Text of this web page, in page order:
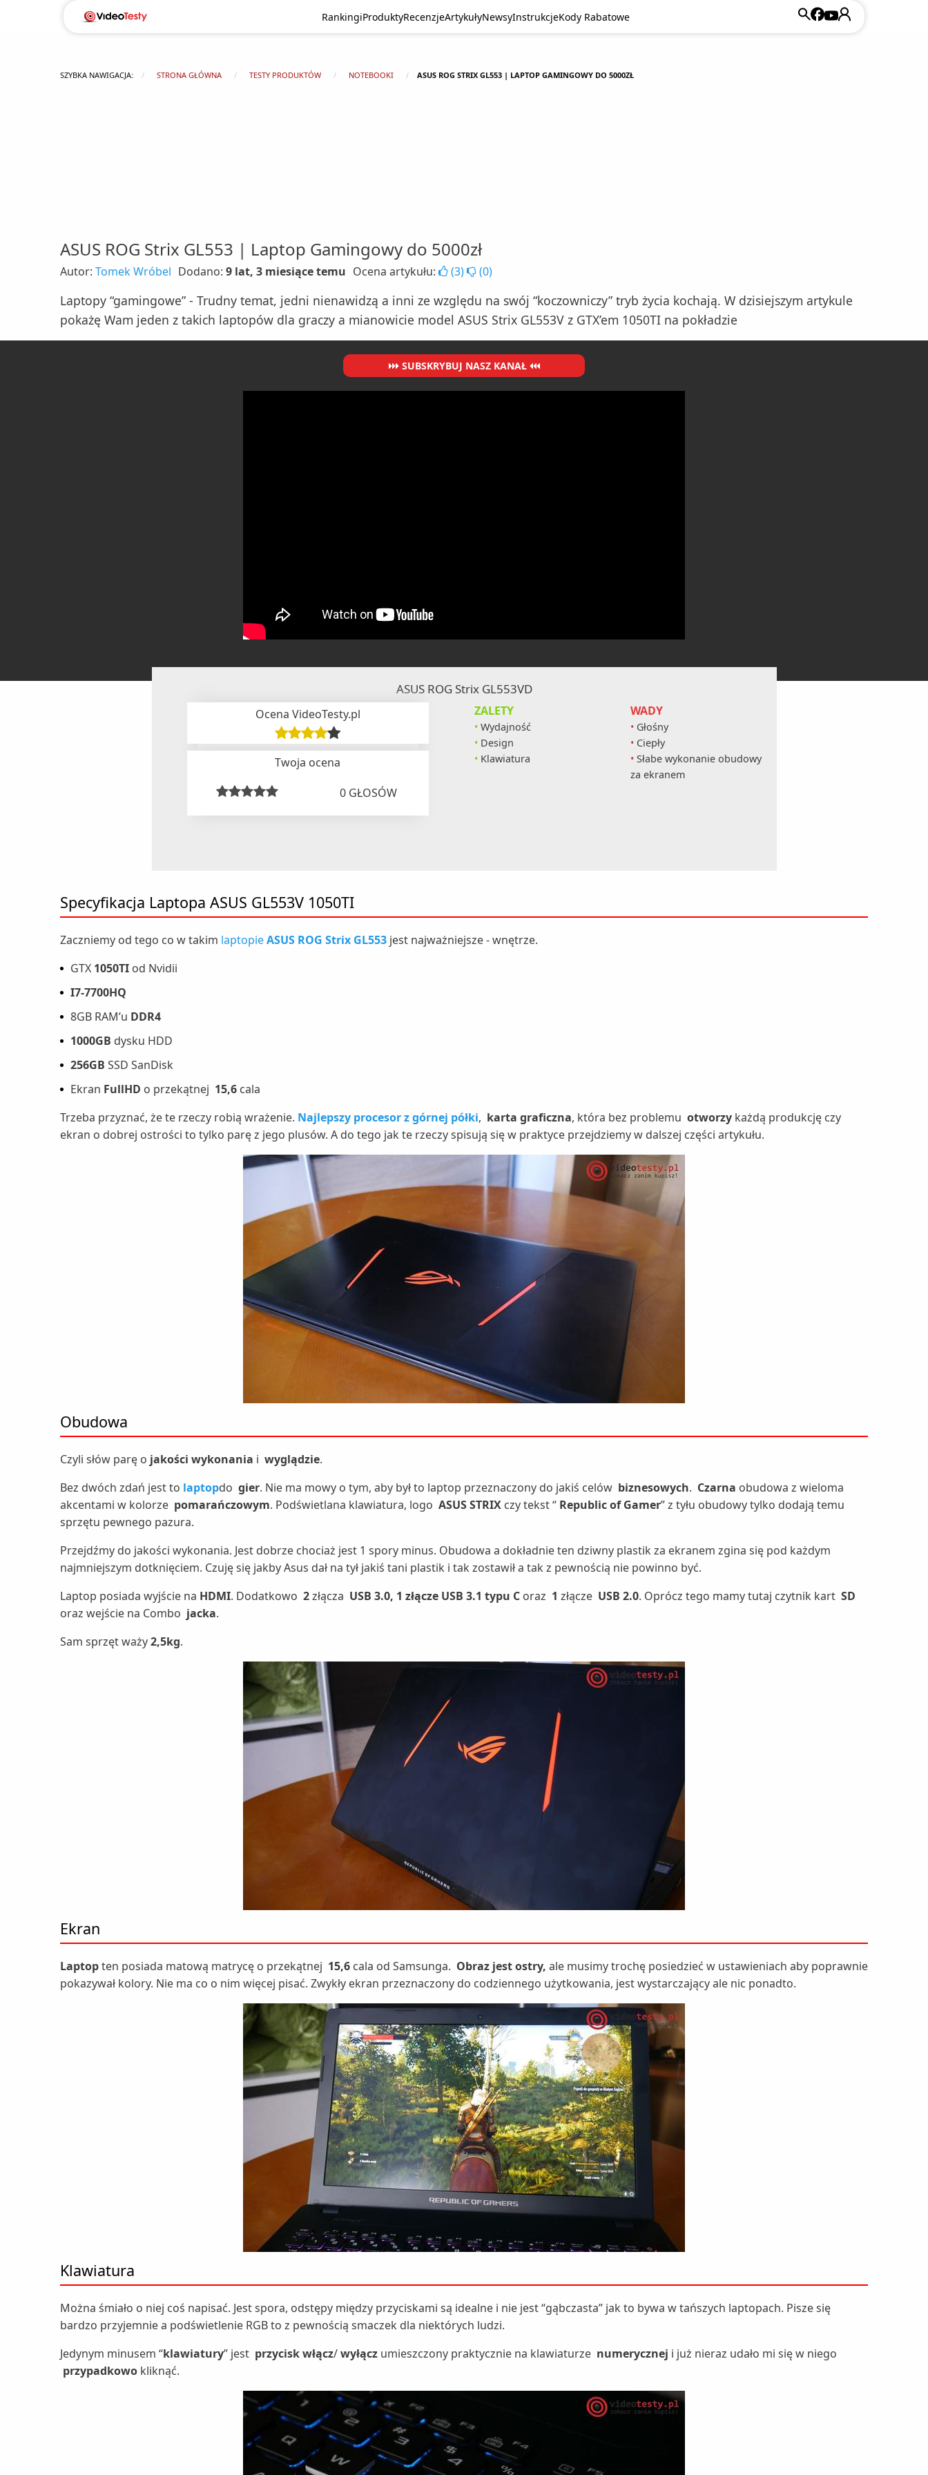
RankingiProduktyRecenzjeArtykułyNewsyInstrukcjeKody Rabatowe
SZYBKA NAWIGACJA: STRONA GŁÓWNA TESTY PRODUKTÓW NOTEBOOKI ASUS ROG STRIX GL553 | LAPTOP GAMINGOWY DO 5000ZŁ
ASUS ROG Strix GL553 | Laptop Gamingowy do 5000zł
Autor: Tomek Wróbel Dodano: 9 lat, 3 miesiące temu Ocena artykułu: (3) (0)
Laptopy “gamingowe” - Trudny temat, jedni nienawidzą a inni ze względu na swój “koczowniczy” tryb życia kochają. W dzisiejszym artykule
pokażę Wam jeden z takich laptopów dla graczy a mianowicie model ASUS Strix GL553V z GTX’em 1050TI na pokładzie
SUBSKRYBUJ NASZ KANAŁ
ASUS ROG Strix GL553VD
Ocena VideoTesty.pl
Twoja ocena
0GŁOSÓW
ZALETY
Wydajność
Design
Klawiatura
WADY
Głośny
Ciepły
Słabe wykonanie obudowy
za ekranem
Specyfikacja Laptopa ASUS GL553V 1050TI
Zaczniemy od tego co w takim laptopieASUS ROG Strix GL553 jest najważniejsze - wnętrze.
GTX 1050TI od Nvidii
I7-7700HQ
8GB RAM’u DDR4
1000GB dysku HDD
256GB SSD SanDisk
Ekran FullHD o przekątnej 15,6 cala
Trzeba przyznać, że te rzeczy robią wrażenie. Najlepszy procesor z górnej półki, karta graficzna, która bez problemu otworzy każdą produkcję czy
ekran o dobrej ostrości to tylko parę z jego plusów. A do tego jak te rzeczy spisują się w praktyce przejdziemy w dalszej części artykułu.
Obudowa
Czyli słów parę o jakości wykonania i wyglądzie.
Bez dwóch zdań jest to laptopdo gier. Nie ma mowy o tym, aby był to laptop przeznaczony do jakiś celów biznesowych. Czarna obudowa z wieloma
akcentami w kolorze pomarańczowym. Podświetlana klawiatura, logo ASUS STRIX czy tekst “ Republicof Gamer” z tyłu obudowy tylko dodają temu
sprzętu pewnego pazura.
Przejdźmy do jakości wykonania. Jest dobrze chociaż jest 1 spory minus. Obudowa a dokładnie ten dziwny plastik za ekranem zgina się pod każdym
najmniejszym dotknięciem. Czuję się jakby Asus dał na tył jakiś tani plastik i tak zostawił a tak z pewnością nie powinno być.
Laptop posiada wyjście na HDMI. Dodatkowo 2złącza USB 3.0, 1 złącze USB 3.1 typu C oraz 1 złącze USB 2.0. Oprócz tego mamy tutaj czytnik kart SD
oraz wejście na Combo jacka.
Sam sprzęt waży2,5kg.
Ekran
Laptopten posiada matową matrycę o przekątnej 15,6 cala od Samsunga. Obraz jest ostry, ale musimy trochę posiedzieć w ustawieniach aby poprawnie
pokazywał kolory. Nie ma co o nim więcej pisać. Zwykły ekran przeznaczony do codziennego użytkowania, jest wystarczający ale nic ponadto.
Klawiatura
Można śmiało o niej coś napisać. Jest spora, odstępy między przyciskami są idealne i nie jest “gąbczasta” jak to bywa w tańszych laptopach. Pisze się
bardzo przyjemnie a podświetlenie RGB to z pewnością smaczek dla niektórych ludzi.
Jedynym minusem “klawiatury” jest przycisk włącz/wyłącz umieszczony praktycznie na klawiaturze numerycznej i już nieraz udało mi się w niego
przypadkowo kliknąć.